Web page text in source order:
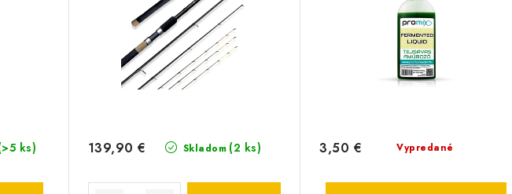
ks) Skladom (2 ks)
139,90 € Vypredané
3,50 €